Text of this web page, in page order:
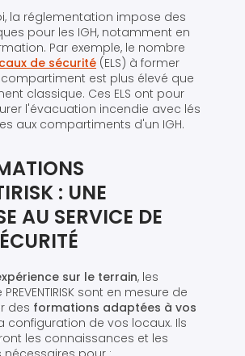
la réglementation impose des
pour les IGH, notamment en
Par exemple, le nombre
de sécurité (ELS) à former
est plus élevé que
classique. Ces ELS ont pour
l'évacuation incendie avec lés
aux compartiments d'un IGH.
: UNE
AU SERVICE DE
sur le terrain, les
sont en mesure de
des formations adaptées à vos
configuration de vos locaux. Ils
les connaissances et les